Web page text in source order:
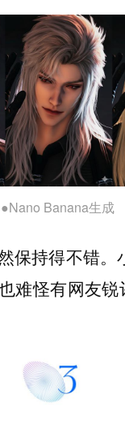
●Nano Banana生成
保持得不错。
难怪有网友锐